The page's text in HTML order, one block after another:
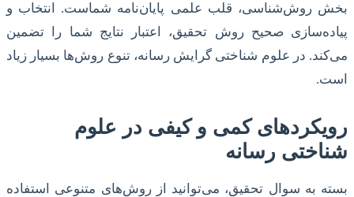
بخش روش‌شناسی، قلب علمی پایان‌نامه شماست. انتخاب و
پیاده‌سازی صحیح روش تحقیق، اعتبار نتایج شما را تضمین
می‌کند. در علوم شناختی گرایش رسانه، تنوع روش‌ها بسیار زیاد
است.
رویکردهای کمی و کیفی در علوم
شناختی رسانه
بسته به سوال تحقیق، می‌توانید از روش‌های متنوعی استفاده